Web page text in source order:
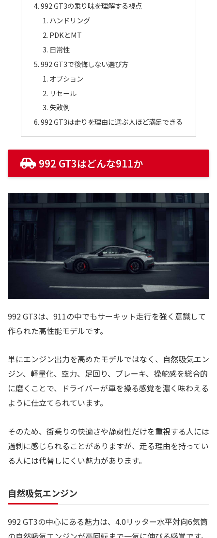
992 GT3の乗り味を理解する視点
ハンドリング
PDKとMT
日常性
992 GT3で後悔しない選び方
オプション
リセール
失敗例
992 GT3は走りを理由に選ぶ人ほど満足できる
992 GT3はどんな911か
992 GT3は、911の中でもサーキット走行を強く意識して
作られた高性能モデルです。
単にエンジン出力を高めたモデルではなく、自然吸気エン
ジン、軽量化、空力、足回り、ブレーキ、操舵感を総合的
に磨くことで、ドライバーが車を操る感覚を濃く味わえる
ように仕立てられています。
そのため、街乗りの快適さや静粛性だけを重視する人には
過剰に感じられることがありますが、走る理由を持ってい
る人には代替しにくい魅力があります。
自然吸気エンジン
992 GT3の中心にある魅力は、4.0リッター水平対向6気筒